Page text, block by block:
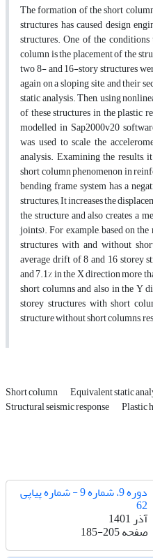
The formation of the short
structures has caused design
structures. One of the
column is the placement of the
two 8- and 16-story structures
again on a sloping site, and their
static analysis. Then, using
of these structures in the plastic
modelled in Sap2000v20
was used to scale the
analysis. Examining the results,
short column phenomenon in
bending frame system has a
structures; It increases the
the structure and also creates a
joints). For example, based on
structures with and without
average drift of 8 and 16 storey
and 7.1% in the X direction more
short columns and also in the Y
storey structures with short
structure without short columns,
Short column Equivalent static
Structural seismic response Plastic
دوره 9، شماره 9 - شماره پیاپی
62
آذر 1401
صفحه185-205